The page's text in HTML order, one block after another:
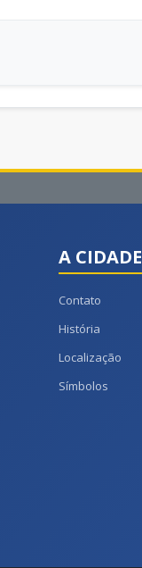
A CIDADE
Contato
História
Localização
Símbolos